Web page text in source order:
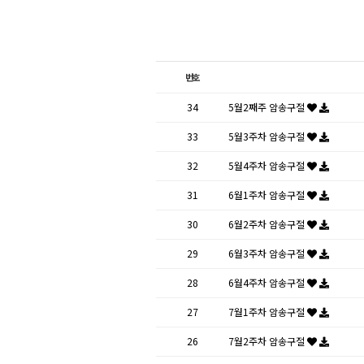
번호
34 5월2째주 암송구절
33 5월3주차 암송구절
32 5월4주차 암송구절
31 6월1주차 암송구절
30 6월2주차 암송구절
29 6월3주차 암송구절
28 6월4주차 암송구절
27 7월1주차 암송구절
26 7월2주차 암송구절